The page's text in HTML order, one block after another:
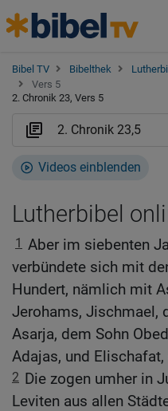
Bibel TV Bibelthek
Vers 5
2. Chronik 23, Vers 5
Videos einblenden
Lutherbibel
1 Aber im siebenten
verbündete sich mit
Hundert, nämlich mit
Jerohams, Jischmael,
Asarja, dem Sohn
Adajas, und
2 Die zogen umher in
Leviten aus allen